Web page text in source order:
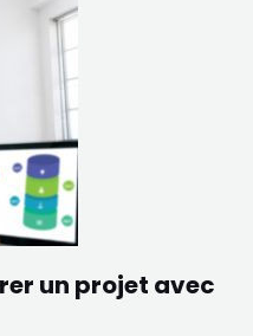
un projet avec